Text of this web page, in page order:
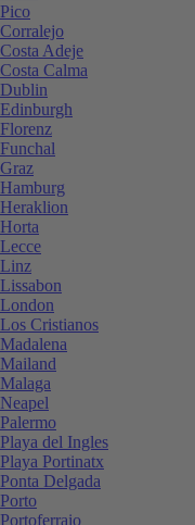
Pico
Corralejo
Costa Adeje
Costa Calma
Dublin
Edinburgh
Florenz
Funchal
Graz
Hamburg
Heraklion
Horta
Lecce
Linz
Lissabon
London
Los Cristianos
Madalena
Mailand
Malaga
Neapel
Palermo
Playa del Ingles
Playa Portinatx
Ponta Delgada
Porto
Portoferraio